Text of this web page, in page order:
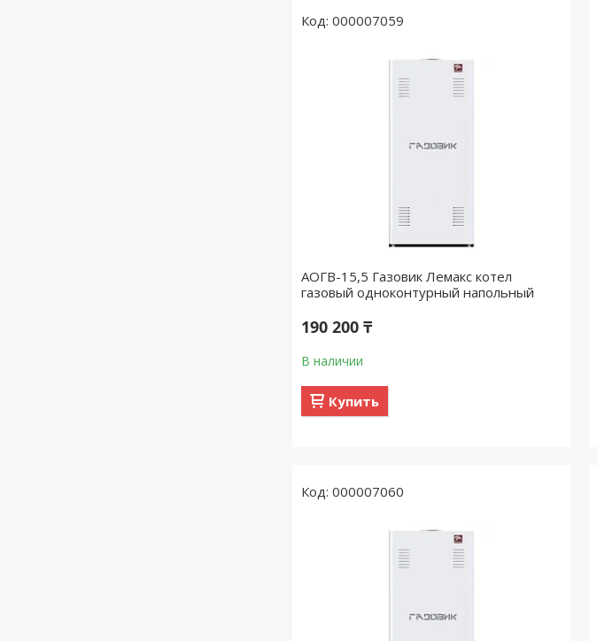
000007059
АОГВ-15,5 Газовик Лемакс котел
газовый одноконтурный напольный
190 200 ₸
В наличии
Купить
000007060